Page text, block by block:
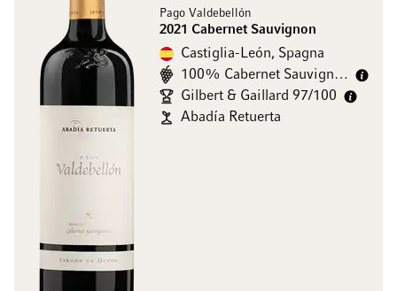
Pago Valdebellón
2021 Cabernet Sauvignon
Castiglia-León, Spagna
100% Cabernet Sauvignon
Gilbert & Gaillard 97/100
Abadía Retuerta